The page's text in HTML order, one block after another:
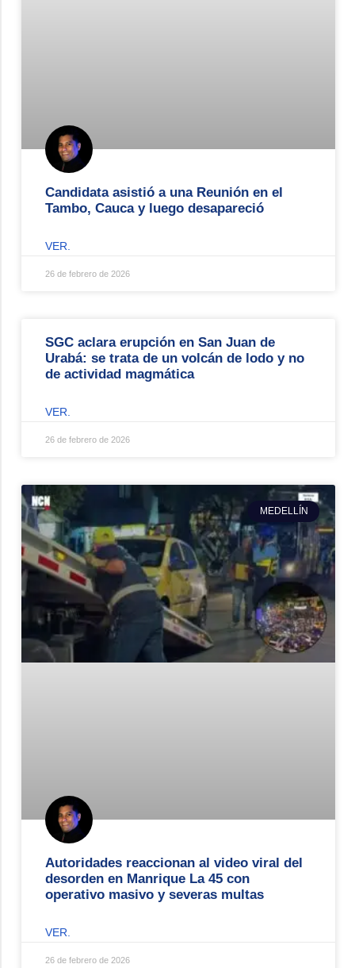
Candidata asistió a una Reunión en el
Tambo, Cauca y luego desapareció
VER.
26 de febrero de 2026
SGC aclara erupción en San Juan de
Urabá: se trata de un volcán de lodo y no
de actividad magmática
VER.
26 de febrero de 2026
MEDELLÍN
Autoridades reaccionan al video viral del
desorden en Manrique La 45 con
operativo masivo y severas multas
VER.
26 de febrero de 2026